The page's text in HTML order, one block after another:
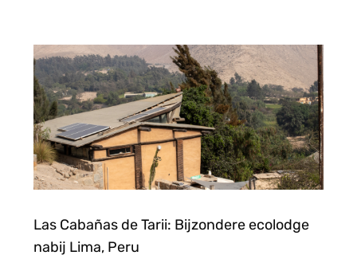
Las Cabañas de Tarii: Bijzondere ecolodge
nabij Lima, Peru